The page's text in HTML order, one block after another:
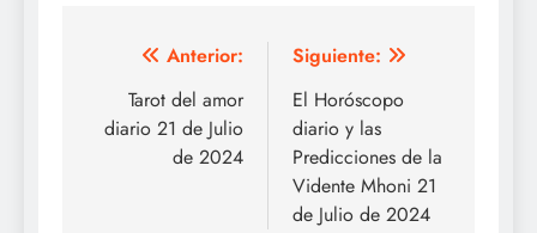
Navegación
entradas
Anterior:
Tarot del amor
diario 21 de Julio
de 2024
Siguiente:
El Horóscopo
diario y las
Predicciones de la
Vidente Mhoni 21
de Julio de 2024